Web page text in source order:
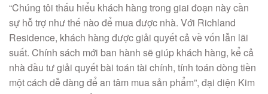
“Chúng tôi thấu hiểu khách hàng trong giai đoạn này cần
sự hỗ trợ như thế nào để mua được nhà. Với Richland
Residence, khách hàng được giải quyết cả về vốn lẫn lãi
suất. Chính sách mới ban hành sẽ giúp khách hàng, kể cả
nhà đầu tư giải quyết bài toán tài chính, tính toán dòng tiền
một cách dễ dàng để an tâm mua sản phẩm”, đại diện Kim